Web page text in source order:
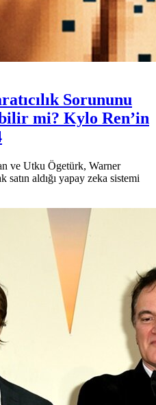
Sorununu
mi? Kylo Ren’in
ve Utku Ögetürk, Warner
satın aldığı yapay zeka sistemi